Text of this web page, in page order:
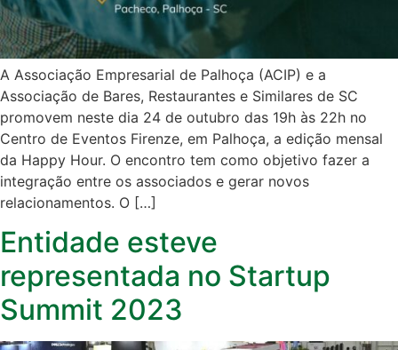
A Associação Empresarial de Palhoça (ACIP) e a
Associação de Bares, Restaurantes e Similares de SC
promovem neste dia 24 de outubro das 19h às 22h no
Centro de Eventos Firenze, em Palhoça, a edição mensal
da Happy Hour. O encontro tem como objetivo fazer a
integração entre os associados e gerar novos
relacionamentos. O […]
Entidade esteve
representada no Startup
Summit 2023